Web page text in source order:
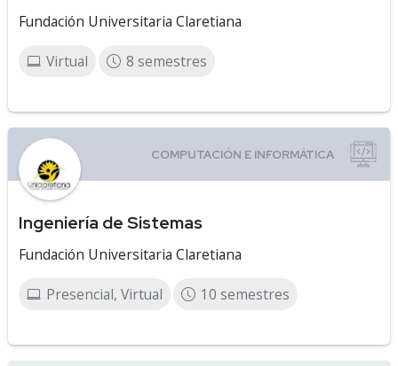
Fundación Universitaria Claretiana
Virtual 8 semestres
Ingeniería de Sistemas
Fundación Universitaria Claretiana
Presencial, Virtual 10 semestres